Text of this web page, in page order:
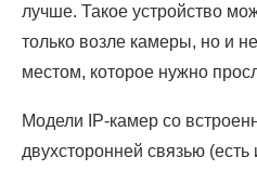
лучше. Такое устройство
только возле камеры, но и
местом, которое нужно
Модели IP-камер со
двухсторонней связью